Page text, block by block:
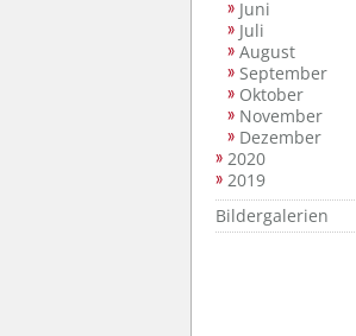
Juni
Juli
August
September
Oktober
November
Dezember
2020
2019
Bildergalerien